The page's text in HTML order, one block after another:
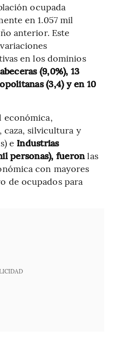
ocupada
en 1.057 mil
anterior. Este
en los dominios
(9,0%), 13
(3,4) y en 10
económica,
caza, silvicultura y
e Industrias
personas), fueronlas
con mayores
de ocupados para